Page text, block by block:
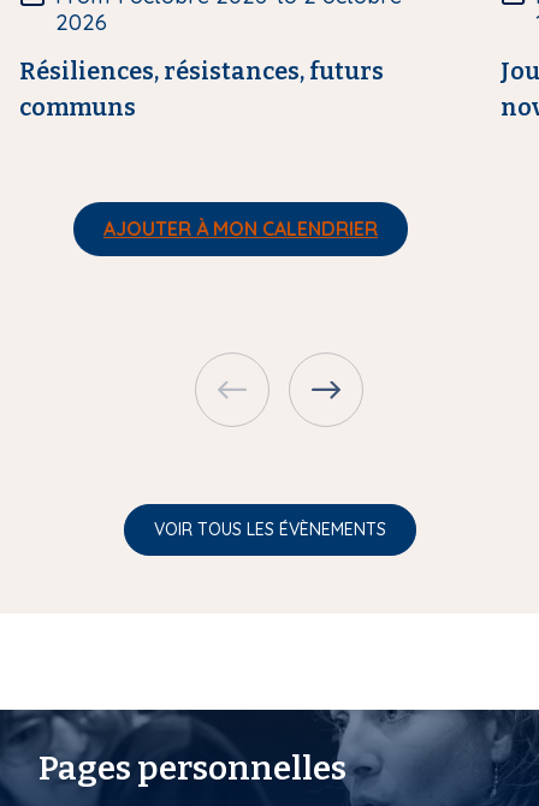
2026
Résiliences, résistances, futurs
communs
AJOUTER À MON CALENDRIER
VOIR TOUS LES ÉVÈNEMENTS
Pages personnelles